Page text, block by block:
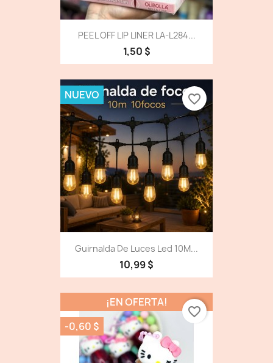
PEEL OFF LIP LINER LA-L284...
1,50 $
Guirnalda De Luces Led 10M...
10,99 $
NUEVO favorite_border
¡EN OFERTA!
-0,60 $
favorite_border